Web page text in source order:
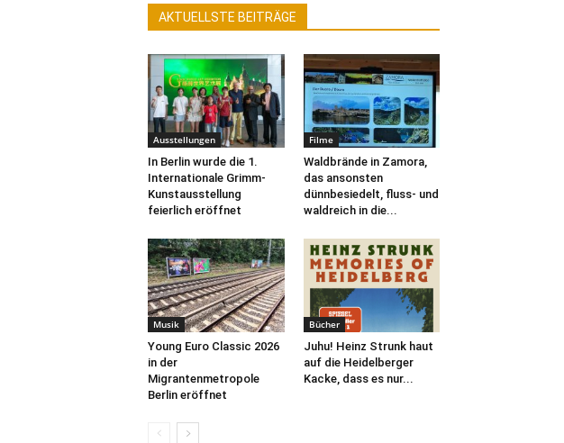
AKTUELLSTE BEITRÄGE
Ausstellungen
In Berlin wurde die 1.
Internationale Grimm-
Kunstausstellung
feierlich eröffnet
Filme
Waldbrände in Zamora,
das ansonsten
dünnbesiedelt, fluss- und
waldreich in die...
Musik
Young Euro Classic 2026
in der
Migrantenmetropole
Berlin eröffnet
Bücher
Juhu! Heinz Strunk haut
auf die Heidelberger
Kacke, dass es nur...